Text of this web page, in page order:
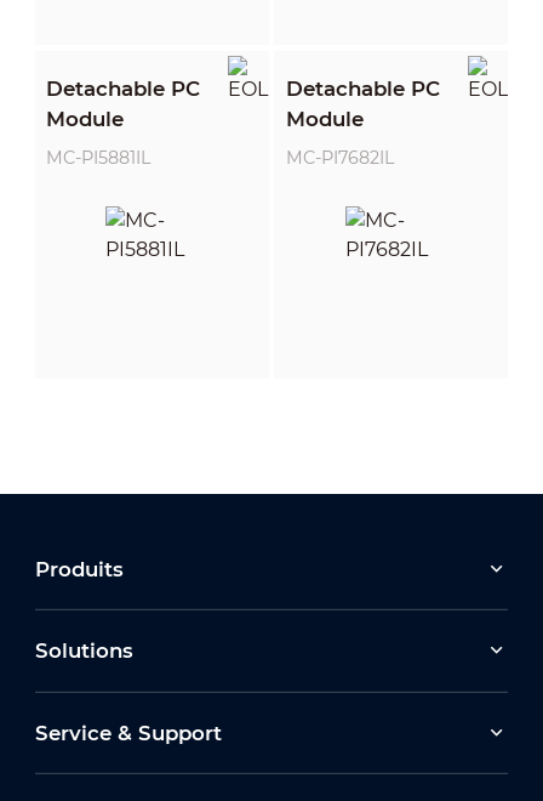
Detachable PC
Module
MC-PI5881IL
Detachable PC
Module
MC-PI7682IL
Produits
Solutions
Service & Support